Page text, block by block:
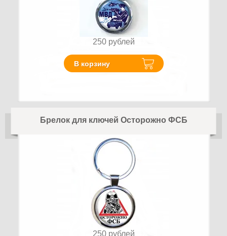
250 рублей
В корзину
Брелок для ключей Осторожно ФСБ
250 рублей